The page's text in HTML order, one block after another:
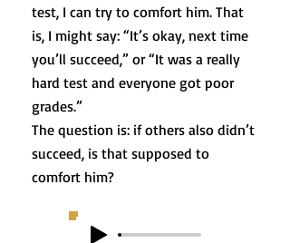
test, I can try to comfort him. That
is, I might say: “It’s okay, next time
you’ll succeed,” or “It was a really
hard test and everyone got poor
grades.”
The question is: if others also didn’t
succeed, is that supposed to
comfort him?